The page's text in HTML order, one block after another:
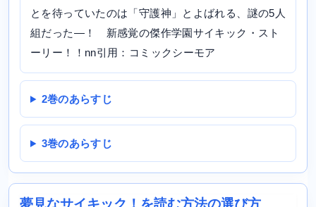
とを待っていたのは「守護神」とよばれる、謎の5人
組だった―！ 新感覚の傑作学園サイキック・スト
ーリー！！nn引用：コミックシーモア
2巻のあらすじ
3巻のあらすじ
夢見なサイキック！を読む方法の選び方